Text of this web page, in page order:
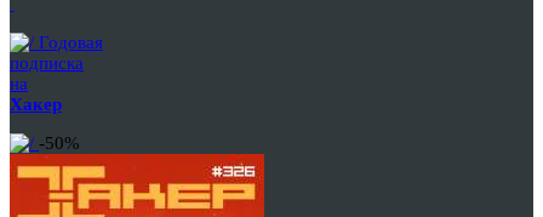
Годовая
подписка
на
Хакер
-50%